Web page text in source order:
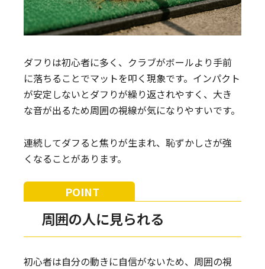
ダフりは初心者に多く、クラブがボールより手前
に落ちることでマットを叩く現象です。インパクト
が安定しないとダフりが繰り返されやすく、大き
な音が出るため周囲の視線が気になりやすいです。
連続してダフると焦りが生まれ、恥ずかしさが強
くなることがあります。
周囲の人に見られる
初心者は自分の動きに自信がないため、周囲の視